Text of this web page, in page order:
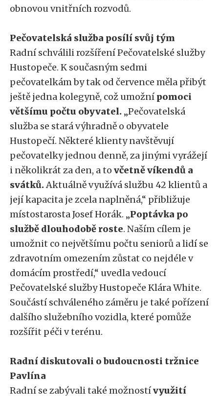
obnovou vnitřních rozvodů.
Pečovatelská služba posílí svůj tým
Radní schválili rozšíření Pečovatelské služby
Hustopeče. K současným sedmi
pečovatelkám by tak od července měla přibýt
ještě jedna kolegyně, což umožní pomoci
většímu počtu obyvatel. „Pečovatelská
služba se stará výhradně o obyvatele
Hustopečí. Některé klienty navštěvují
pečovatelky jednou denně, za jinými vyrážejí
i několikrát za den, a to včetně víkendů a
svátků.Aktuálně využívá službu 42 klientů a
její kapacita je zcela naplněná,“ přibližuje
místostarosta Josef Horák. „Poptávka po
službě dlouhodobě roste. Naším cílem je
umožnit co největšímu počtu seniorů a lidí se
zdravotním omezením zůstat co nejdéle v
domácím prostředí,“ uvedla vedoucí
Pečovatelské služby Hustopeče Klára White.
Součástí schváleného záměru je také pořízení
dalšího služebního vozidla, které pomůže
rozšířit péči v terénu.
Radní diskutovali o budoucnosti tržnice
Pavlína
Radní se zabývali také možnostívyužití